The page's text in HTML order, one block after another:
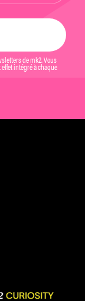
de mk2. Vous
intégré à chaque